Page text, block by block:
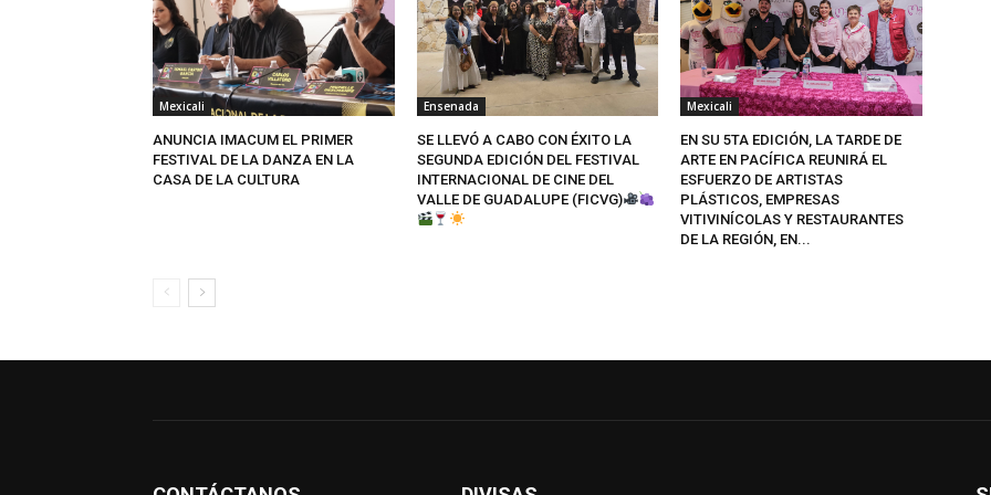
Mexicali
ANUNCIA IMACUM EL PRIMER
FESTIVAL DE LA DANZA EN LA
CASA DE LA CULTURA
Ensenada
SE LLEVÓ A CABO CON ÉXITO LA
SEGUNDA EDICIÓN DEL FESTIVAL
INTERNACIONAL DE CINE DEL
VALLE DE GUADALUPE (FICVG)
Mexicali
EN SU 5TA EDICIÓN, LA TARDE DE
ARTE EN PACÍFICA REUNIRÁ EL
ESFUERZO DE ARTISTAS
PLÁSTICOS, EMPRESAS
VITIVINÍCOLAS Y RESTAURANTES
DE LA REGIÓN, EN...